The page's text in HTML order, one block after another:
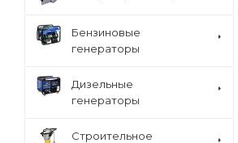
Бензиновые
генераторы
Дизельные
генераторы
Строительное